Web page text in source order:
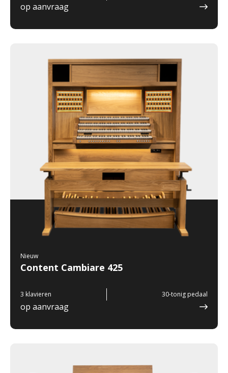
op aanvraag
Nieuw
Content Cambiare 425
3 klavieren 30-tonig pedaal
op aanvraag